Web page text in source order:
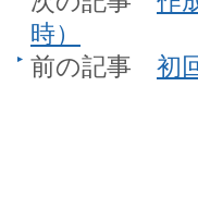
時）
前の記事 初